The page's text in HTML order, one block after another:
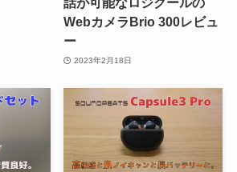
WebカメラBrio 300レビュ
ー
2023年2月18日